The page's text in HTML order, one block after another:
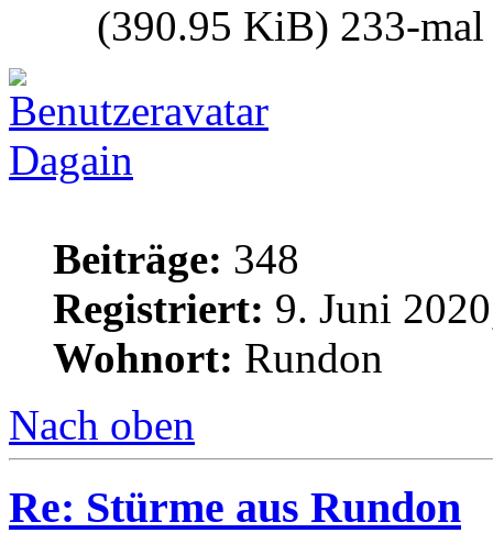
(390.95 KiB) 233-mal
Dagain
Beiträge: 348
Registriert: 9. Juni
Wohnort: Rundon
Nach oben
Re: Stürme aus Rundon